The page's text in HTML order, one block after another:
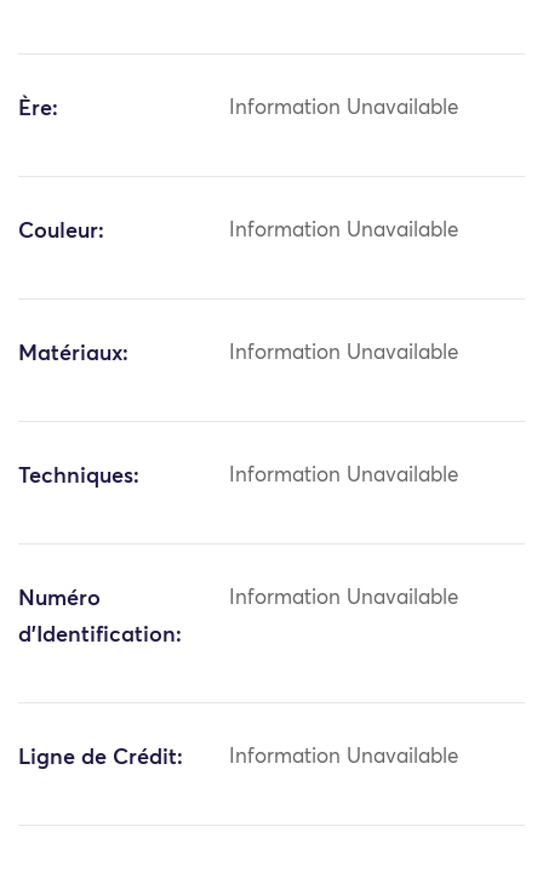
Ère: Information Unavailable
Couleur: Information Unavailable
Matériaux: Information Unavailable
Techniques: Information Unavailable
Numéro
d'Identification:
Information Unavailable
Ligne de Crédit: Information Unavailable